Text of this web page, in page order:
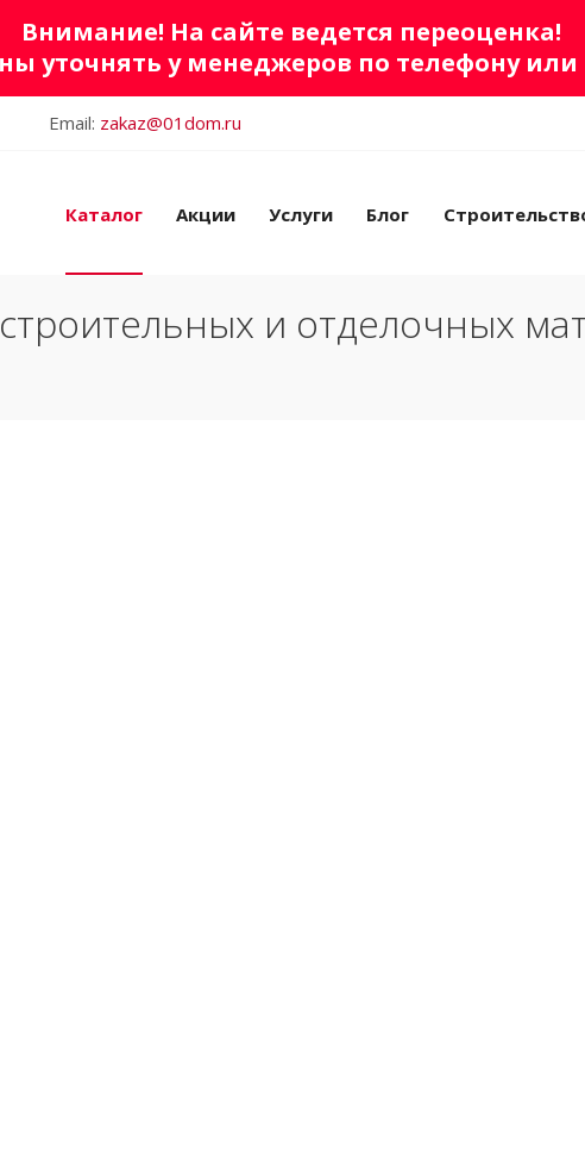
Внимание! На сайте ведется переоценка!
уточнять у менеджеров по телефону или
Email: zakaz@01dom.ru
Каталог Акции Услуги Блог
и отделочных